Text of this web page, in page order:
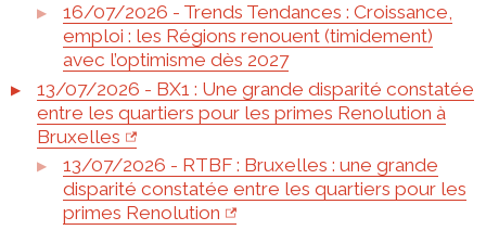
16/07/2026 - Trends Tendances : Croissance,
emploi : les Régions renouent (timidement)
avec l’optimisme dès 2027
13/07/2026 - BX1 : Une grande disparité constatée
entre les quartiers pour les primes Renolution à
Bruxelles
13/07/2026 - RTBF : Bruxelles : une grande
disparité constatée entre les quartiers pour les
primes Renolution